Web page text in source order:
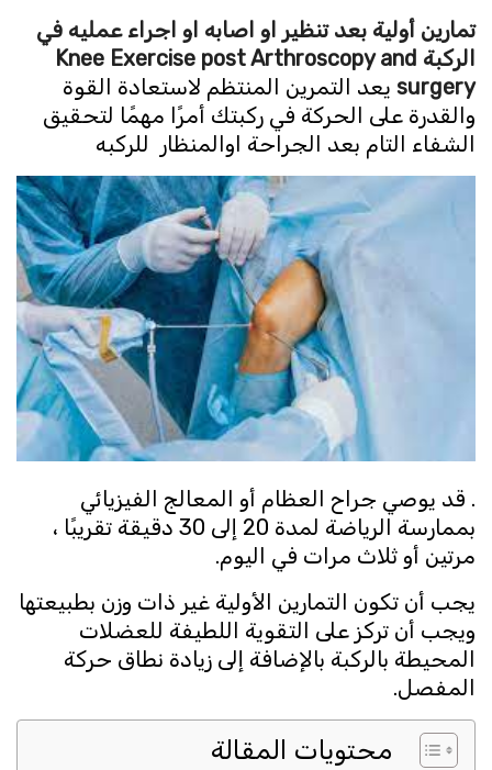
تمارين أولية بعد تنظير او اصابه او اجراء عمليه في
الركبة Knee Exercise post Arthroscopy and
surgery يعد التمرين المنتظم لاستعادة القوة
والقدرة على الحركة في ركبتك أمرًا مهمًا لتحقيق
الشفاء التام بعد الجراحة اوالمنظار للركبه
. قد يوصي جراح العظام أو المعالج الفيزيائي
بممارسة الرياضة لمدة 20 إلى 30 دقيقة تقريبًا ،
مرتين أو ثلاث مرات في اليوم.
يجب أن تكون التمارين الأولية غير ذات وزن بطبيعتها
ويجب أن تركز على التقوية اللطيفة للعضلات
المحيطة بالركبة بالإضافة إلى زيادة نطاق حركة
المفصل.
محتويات المقالة